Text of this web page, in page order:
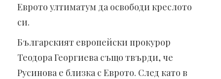
Еврото ултиматум да освободи креслото
си.
Българският европейски прокурор
Теодора Георгиева също твърди, че
Русинова е близка с Еврото. След като в